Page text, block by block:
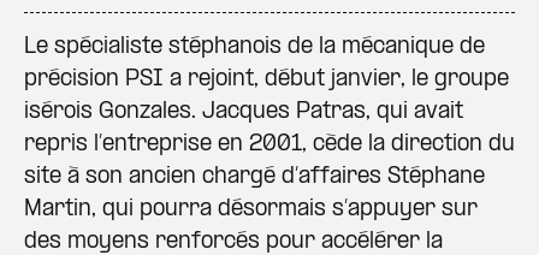
Le spécialiste stéphanois de la mécanique de
précision PSI a rejoint, début janvier, le groupe
isérois Gonzales. Jacques Patras, qui avait
repris l’entreprise en 2001, cède la direction du
site à son ancien chargé d’affaires Stéphane
Martin, qui pourra désormais s’appuyer sur
des moyens renforcés pour accélérer la